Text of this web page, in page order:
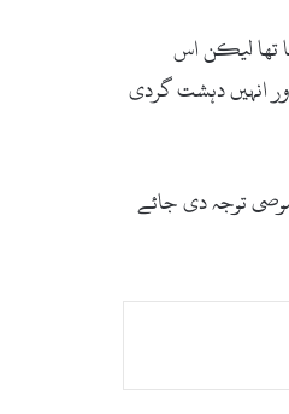
تھا لیکن اس
انہیں دہشت گردی
توجہ دی جائے